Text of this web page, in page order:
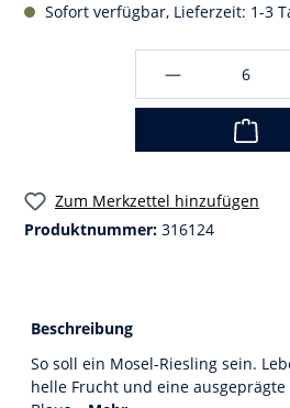
Sofort verfügbar, Lieferzeit: 1-3
Zum Merkzettel hinzufügen
Produktnummer: 316124
Beschreibung
So soll ein Mosel-Riesling sein.
helle Frucht und eine